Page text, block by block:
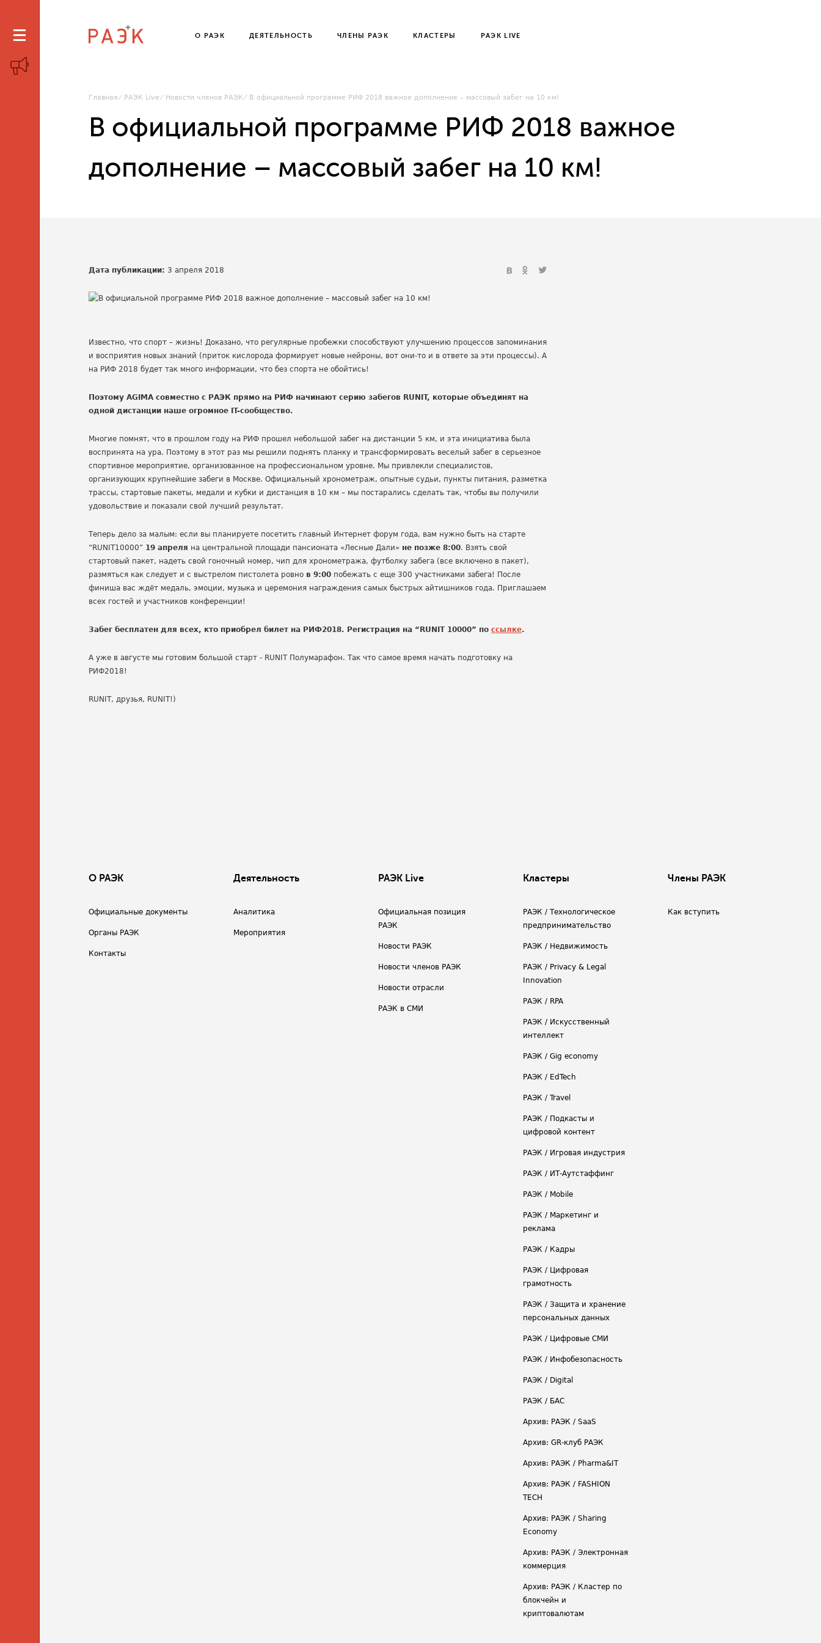
О РАЭК ДЕЯТЕЛЬНОСТЬ ЧЛЕНЫ РАЭК КЛАСТЕРЫ РАЭК LIVE
Главная РАЭК Live Новости членов РАЭК В официальной программе РИФ 2018 важное дополнение – массовый забег на 10 км!
В официальной программе РИФ 2018 важное
дополнение – массовый забег на 10 км!
Дата публикации: 3 апреля 2018
Известно, что спорт – жизнь! Доказано, что регулярные пробежки способствуют улучшению процессов запоминания
и восприятия новых знаний (приток кислорода формирует новые нейроны, вот они-то и в ответе за эти процессы). А
на РИФ 2018 будет так много информации, что без спорта не обойтись!
Поэтому AGIMA совместно с РАЭК прямо на РИФ начинают серию забегов RUNIT, которые объединят на
одной дистанции наше огромное IT-сообщество.
Многие помнят, что в прошлом году на РИФ прошел небольшой забег на дистанции 5 км, и эта инициатива была
воспринята на ура. Поэтому в этот раз мы решили поднять планку и трансформировать веселый забег в серьезное
спортивное мероприятие, организованное на профессиональном уровне. Мы привлекли специалистов,
организующих крупнейшие забеги в Москве. Официальный хронометраж, опытные судьи, пункты питания, разметка
трассы, стартовые пакеты, медали и кубки и дистанция в 10 км – мы постарались сделать так, чтобы вы получили
удовольствие и показали свой лучший результат.
Теперь дело за малым: если вы планируете посетить главный Интернет форум года, вам нужно быть на старте
“RUNIT10000” 19 апреля на центральной площади пансионата «Лесные Дали» не позже 8:00. Взять свой
стартовый пакет, надеть свой гоночный номер, чип для хронометража, футболку забега (все включено в пакет),
размяться как следует и с выстрелом пистолета ровно в 9:00 побежать с еще 300 участниками забега! После
финиша вас ждёт медаль, эмоции, музыка и церемония награждения самых быстрых айтишников года. Приглашаем
всех гостей и участников конференции!
Забег бесплатен для всех, кто приобрел билет на РИФ2018. Регистрация на “RUNIT 10000” поссылке.
А уже в августе мы готовим большой старт - RUNIT Полумарафон. Так что самое время начать подготовку на
РИФ2018!
RUNIT, друзья, RUNIT!)
О РАЭК
Официальные документы
Органы РАЭК
Контакты
Деятельность
Аналитика
Мероприятия
РАЭК Live
Официальная позиция
РАЭК
Новости РАЭК
Новости членов РАЭК
Новости отрасли
РАЭК в СМИ
Кластеры
РАЭК / Технологическое
предпринимательство
РАЭК / Недвижимость
РАЭК / Privacy & Legal
Innovation
РАЭК / RPA
РАЭК / Искусственный
интеллект
РАЭК / Gig economy
РАЭК / EdTech
РАЭК / Travel
РАЭК / Подкасты и
цифровой контент
РАЭК / Игровая индустрия
РАЭК / ИТ-Аутстаффинг
РАЭК / Mobile
РАЭК / Маркетинг и
реклама
РАЭК / Кадры
РАЭК / Цифровая
грамотность
РАЭК / Защита и хранение
персональных данных
РАЭК / Цифровые СМИ
РАЭК / Инфобезопасность
РАЭК / Digital
РАЭК / БАС
Архив: РАЭК / SaaS
Архив: GR-клуб РАЭК
Архив: РАЭК / Pharma&IT
Архив: РАЭК / FASHION
TECH
Архив: РАЭК / Sharing
Economy
Архив: РАЭК / Электронная
коммерция
Архив: РАЭК / Кластер по
блокчейн и
криптовалютам
Члены РАЭК
Как вступить